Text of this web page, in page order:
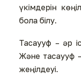
үкімдерін
бола білу.
Тасаууф – әр
Және тасаууф
жеңілдеуі.